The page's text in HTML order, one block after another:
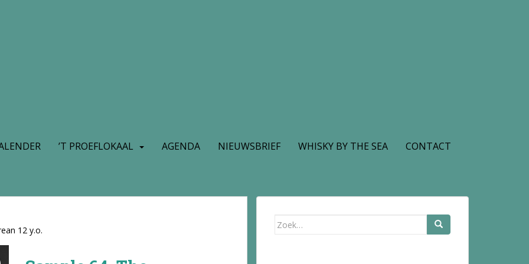
’T PROEFLOKAAL AGENDA NIEUWSBRIEF WHISKY BY THE SEA CONTACT
12 y.o.
Zoek